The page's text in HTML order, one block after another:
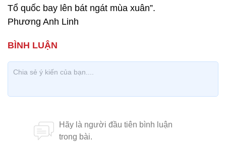
Tổ quốc bay lên bát ngát mùa xuân”.
Phương Anh Linh